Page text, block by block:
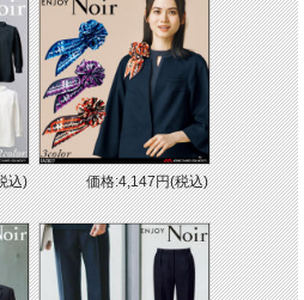
込) 価格:4,147円(税込)